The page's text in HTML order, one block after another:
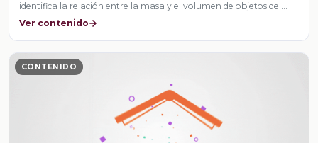
identifica la relación entre la masa y el volumen de objetos de …
Ver contenido
CONTENIDO